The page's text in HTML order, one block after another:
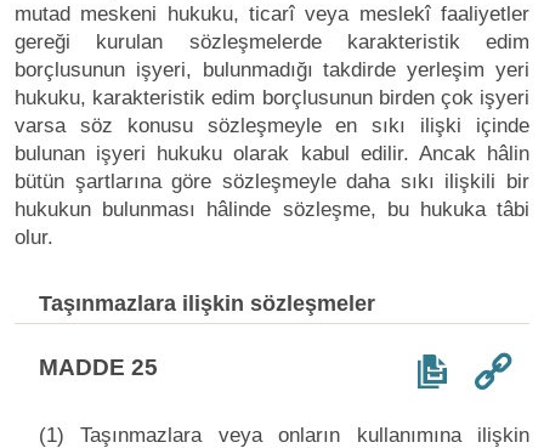
mutad meskeni hukuku, ticarî veya meslekî faaliyetler
gereği kurulan sözleşmelerde karakteristik edim
borçlusunun işyeri, bulunmadığı takdirde yerleşim yeri
hukuku, karakteristik edim borçlusunun birden çok işyeri
varsa söz konusu sözleşmeyle en sıkı ilişki içinde
bulunan işyeri hukuku olarak kabul edilir. Ancak hâlin
bütün şartlarına göre sözleşmeyle daha sıkı ilişkili bir
hukukun bulunması hâlinde sözleşme, bu hukuka tâbi
olur.
Taşınmazlara ilişkin sözleşmeler
MADDE 25
(1) Taşınmazlara veya onların kullanımına ilişkin